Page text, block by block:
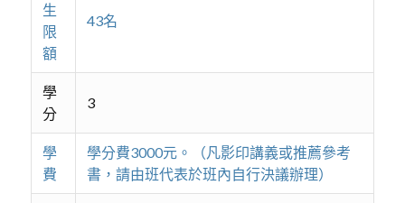
生
限
額
43名
學
分
3
學
費
學分費3000元。（凡影印講義或推薦參考
書，請由班代表於班內自行決議辦理）